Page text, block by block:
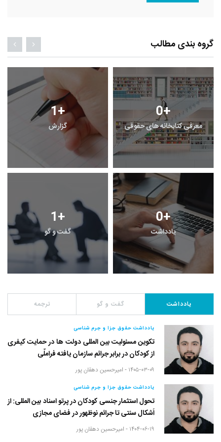
گروه بندی مطالب
1+
گزارش
0+
معرفی کتابخانه های حقوقی
1+
گفت و گو
0+
یادداشت
یادداشت گفت و گو ترجمه
یادداشت حقوق جزا و جرم شناسی
تکوین مسئولیت بین المللی دولت ها در حمایت کیفری
از کودکان در برابر جرائم سازمان یافته فراملّی
۱۴۰۵-۰۳-۰۹ - امیرحسین دهقان پور
یادداشت حقوق جزا و جرم شناسی
تحول استثمار جنسی کودکان در پرتو اسناد بین المللی: از
اَشکال سنتی تا جرائم نوظهور در فضای مجازی
۱۴۰۴-۰۶-۱۹ - امیرحسین دهقان پور